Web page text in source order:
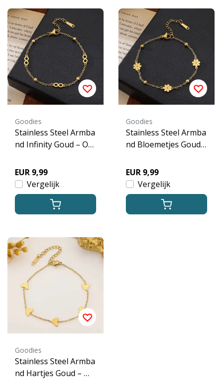
Goodies
Stainless Steel Armba
nd Infinity Goud – On
rmband Dames
EUR 9,99
Vergelijk
Goodies
Stainless Steel Armba
nd Bloemetjes Goud –
malistisch
EUR 9,99
Vergelijk
Goodies
Stainless Steel Armba
nd Hartjes Goud – Mi